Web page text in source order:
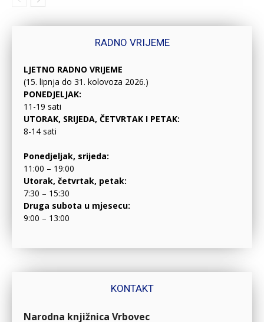
RADNO VRIJEME
LJETNO RADNO VRIJEME
(15. lipnja do 31. kolovoza 2026.)
PONEDJELJAK:
11-19 sati
UTORAK, SRIJEDA, ČETVRTAK I PETAK:
8-14 sati
Ponedjeljak, srijeda:
11:00 – 19:00
Utorak, četvrtak, petak:
7:30 – 15:30
Druga subota u mjesecu:
9:00 – 13:00
KONTAKT
Narodna knjižnica Vrbovec